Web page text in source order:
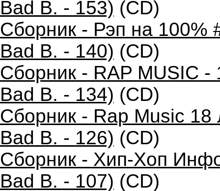
Bad B. - 153) (CD)
Сборник - Рэп на 100%
Bad B. - 140) (CD)
Сборник - RAP MUSIC
Bad B. - 134) (CD)
Сборник - Rap Music
Bad B. - 126) (CD)
Сборник - Хип-Хоп
Bad B. - 107) (CD)